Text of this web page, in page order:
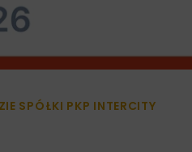
SPÓŁKI PKP INTERCITY